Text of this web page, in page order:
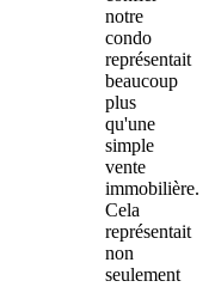
notre
condo
représentait
beaucoup
plus
qu'une
simple
vente
immobilière.
Cela
représentait
non
seulement